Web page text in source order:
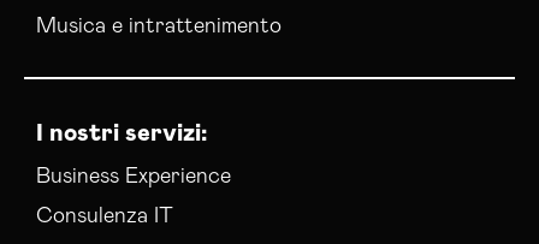
Musica e intrattenimento
I nostri servizi:
Business Experience
Consulenza IT